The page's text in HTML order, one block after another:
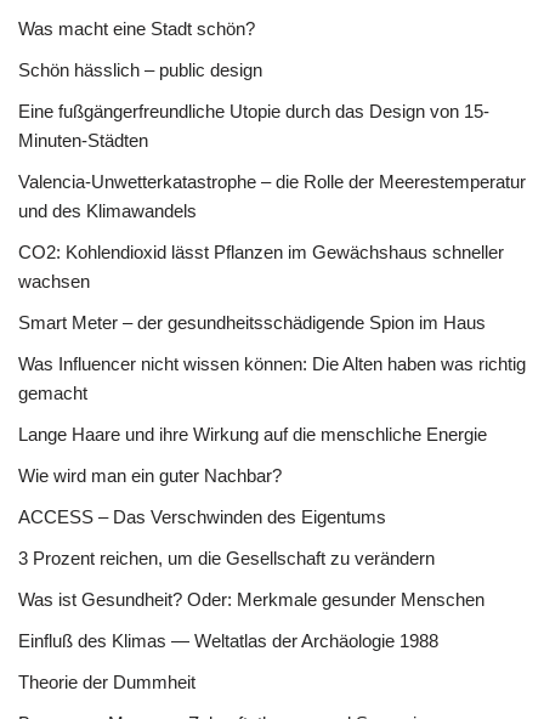
Was macht eine Stadt schön?
Schön hässlich – public design
Eine fußgängerfreundliche Utopie durch das Design von 15-
Minuten-Städten
Valencia-Unwetterkatastrophe – die Rolle der Meerestemperatur
und des Klimawandels
CO2: Kohlendioxid lässt Pflanzen im Gewächshaus schneller
wachsen
Smart Meter – der gesundheitsschädigende Spion im Haus
Was Influencer nicht wissen können: Die Alten haben was richtig
gemacht
Lange Haare und ihre Wirkung auf die menschliche Energie
Wie wird man ein guter Nachbar?
ACCESS – Das Verschwinden des Eigentums
3 Prozent reichen, um die Gesellschaft zu verändern
Was ist Gesundheit? Oder: Merkmale gesunder Menschen
Einfluß des Klimas — Weltatlas der Archäologie 1988
Theorie der Dummheit